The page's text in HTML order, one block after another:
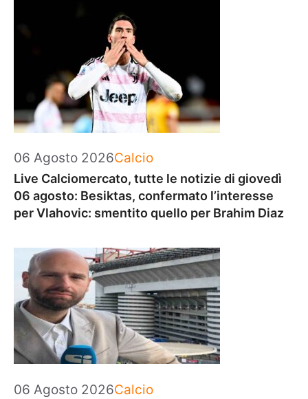
06 Agosto 2026Categorie
Calcio
Live Calciomercato, tutte le notizie di giovedì
06 agosto: Besiktas, confermato l’interesse
per Vlahovic: smentito quello per Brahim Diaz
06 Agosto 2026Categorie
Calcio